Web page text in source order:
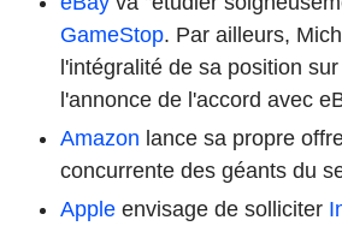
GameStop. Par ailleurs,
l'intégralité de sa position
l'annonce de l'accord avec
Amazon lance sa propre
concurrente des géants du
Apple envisage de solliciter